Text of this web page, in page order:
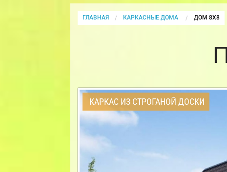
ГЛАВНАЯ КАРКАСНЫЕ ДОМА CURRENT:
ДОМ 8Х8
КАРКАС ИЗ СТРОГАНОЙ ДОСКИ